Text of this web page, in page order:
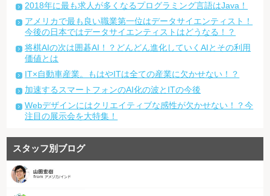
2018年に最も求人が多くなるプログラミング言語はJava！
アメリカで最も良い職業第一位はデータサイエンティスト！
今後の日本ではデータサイエンティストはどうなる！？
将棋AIの次は囲碁AI！？どんどん進化していくAIとその利用
価値とは
IT×自動車産業。もはやITは全ての産業に欠かせない！？
加速するスマートフォンのAI化の波とITの今後
Webデザインにはクリエイティブな感性が欠かせない！？今
注目の展示会を大特集！
スタッフ別ブログ